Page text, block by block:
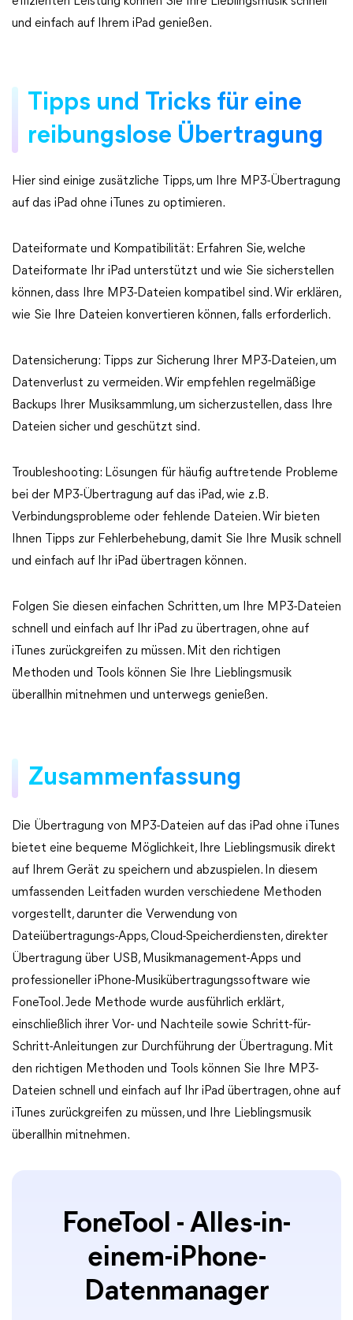
und einfach auf Ihrem iPad genießen.
Tipps und Tricks für eine
reibungslose Übertragung
Hier sind einige zusätzliche Tipps, um Ihre MP3-Übertragung
auf das iPad ohne iTunes zu optimieren.
Dateiformate und Kompatibilität: Erfahren Sie, welche
Dateiformate Ihr iPad unterstützt und wie Sie sicherstellen
können, dass Ihre MP3-Dateien kompatibel sind. Wir erklären,
wie Sie Ihre Dateien konvertieren können, falls erforderlich.
Datensicherung: Tipps zur Sicherung Ihrer MP3-Dateien, um
Datenverlust zu vermeiden. Wir empfehlen regelmäßige
Backups Ihrer Musiksammlung, um sicherzustellen, dass Ihre
Dateien sicher und geschützt sind.
Troubleshooting: Lösungen für häufig auftretende Probleme
bei der MP3-Übertragung auf das iPad, wie z.B.
Verbindungsprobleme oder fehlende Dateien. Wir bieten
Ihnen Tipps zur Fehlerbehebung, damit Sie Ihre Musik schnell
und einfach auf Ihr iPad übertragen können.
Folgen Sie diesen einfachen Schritten, um Ihre MP3-Dateien
schnell und einfach auf Ihr iPad zu übertragen, ohne auf
iTunes zurückgreifen zu müssen. Mit den richtigen
Methoden und Tools können Sie Ihre Lieblingsmusik
überallhin mitnehmen und unterwegs genießen.
Zusammenfassung
Die Übertragung von MP3-Dateien auf das iPad ohne iTunes
bietet eine bequeme Möglichkeit, Ihre Lieblingsmusik direkt
auf Ihrem Gerät zu speichern und abzuspielen. In diesem
umfassenden Leitfaden wurden verschiedene Methoden
vorgestellt, darunter die Verwendung von
Dateiübertragungs-Apps, Cloud-Speicherdiensten, direkter
Übertragung über USB, Musikmanagement-Apps und
professioneller iPhone-Musikübertragungssoftware wie
FoneTool. Jede Methode wurde ausführlich erklärt,
einschließlich ihrer Vor- und Nachteile sowie Schritt-für-
Schritt-Anleitungen zur Durchführung der Übertragung. Mit
den richtigen Methoden und Tools können Sie Ihre MP3-
Dateien schnell und einfach auf Ihr iPad übertragen, ohne auf
iTunes zurückgreifen zu müssen, und Ihre Lieblingsmusik
überallhin mitnehmen.
FoneTool - Alles-in-
einem-iPhone-
Datenmanager